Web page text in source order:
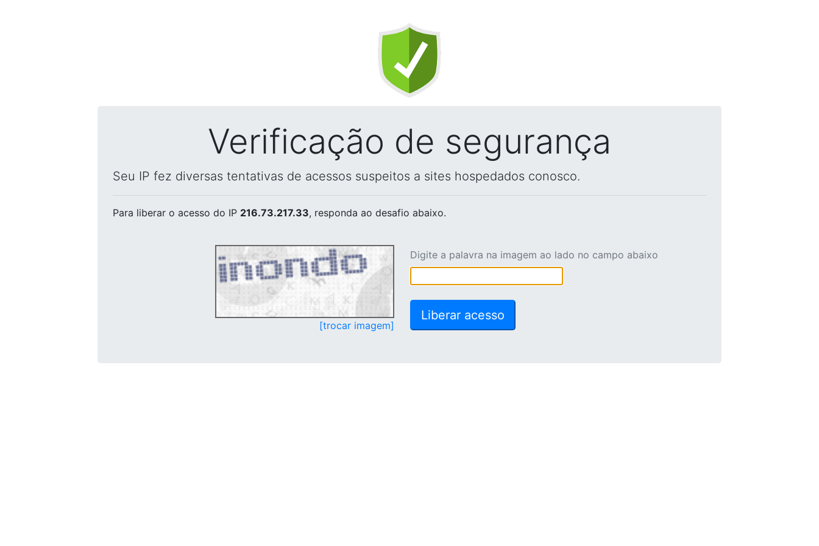
Verificação de segurança
Seu IP fez diversas tentativas de acessos suspeitos a sites hospedados conosco.
Para liberar o acesso do IP 216.73.217.33, responda ao desafio abaixo.
[trocar imagem]
Digite a palavra na imagem ao lado no campo abaixo